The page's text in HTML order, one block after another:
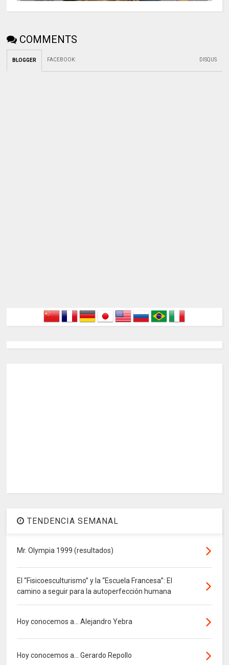
COMMENTS
BLOGGER FACEBOOK: DISQUS
TENDENCIA SEMANAL
Mr. Olympia 1999 (resultados)
El “Fisicoesculturismo” y la “Escuela Francesa”: El
camino a seguir para la autoperfección humana
Hoy conocemos a... Alejandro Yebra
Hoy conocemos a... Gerardo Repollo